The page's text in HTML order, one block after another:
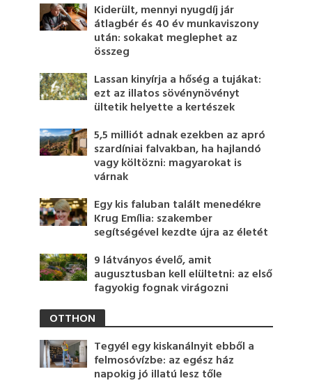
Kiderült, mennyi nyugdíj jár
átlagbér és 40 év munkaviszony
után: sokakat meglephet az
összeg
Lassan kinyírja a hőség a tujákat:
ezt az illatos sövénynövényt
ültetik helyette a kertészek
5,5 milliót adnak ezekben az apró
szardíniai falvakban, ha hajlandó
vagy költözni: magyarokat is
várnak
Egy kis faluban talált menedékre
Krug Emília: szakember
segítségével kezdte újra az életét
9 látványos évelő, amit
augusztusban kell elültetni: az első
fagyokig fognak virágozni
OTTHON
Tegyél egy kiskanálnyit ebből a
felmosóvízbe: az egész ház
napokig jó illatú lesz tőle